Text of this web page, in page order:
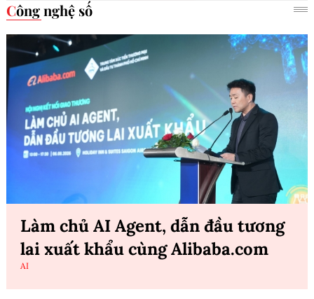
Công nghệ số
Làm chủ AI Agent, dẫn đầu tương
lai xuất khẩu cùng Alibaba.com
AI